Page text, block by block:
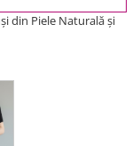
din Piele Naturală și